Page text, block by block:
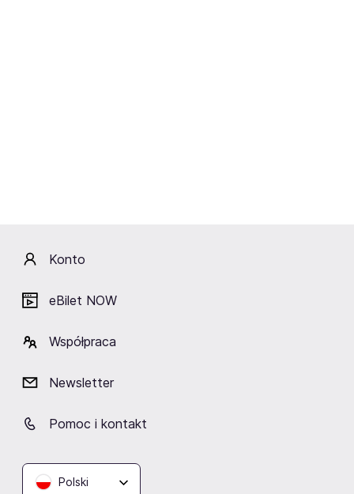
Konto
eBilet NOW
Współpraca
Newsletter
Pomoc i kontakt
Polski
Koncerty
koncertową!